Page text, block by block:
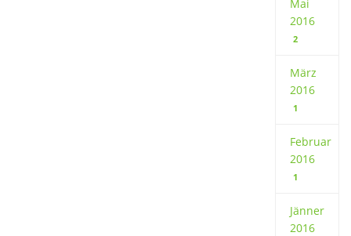
Mai
2016
2
März
2016
1
Februar
2016
1
Jänner
2016